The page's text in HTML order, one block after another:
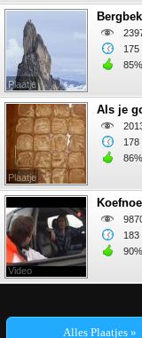
Plaatje
175
85%
Plaatje
Als je
178
86%
Video
183
90%
Alles Plaatjes »